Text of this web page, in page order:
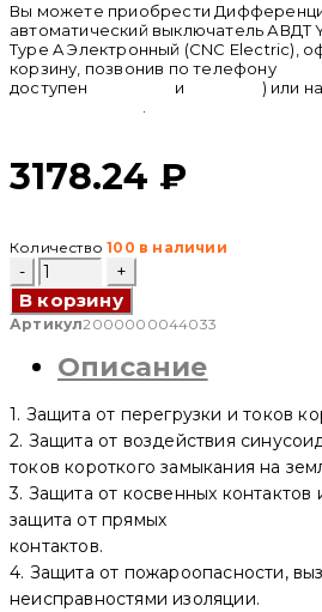
Вы можете приобрести
автоматический выключатель АВДТ
Type A Электронный (CNC Electric),
корзину, позвонив по телефону
доступен
и
) или
3178.24 ₽
Количество 100 в наличии
Количество
товара
Дифференциальный
автоматический
АВДТ
YCB9L-
1P+N
С25
Type
A
Электронный
(CNC
Electric)
В корзину
Артикул2000000044033
Описание
1. Защита от перегрузки и токов
2. Защита от воздействия
токов короткого замыкания на
3. Защита от косвенных контактов
защита от прямых
контактов.
4. Защита от пожароопасности,
неисправностями изоляции.